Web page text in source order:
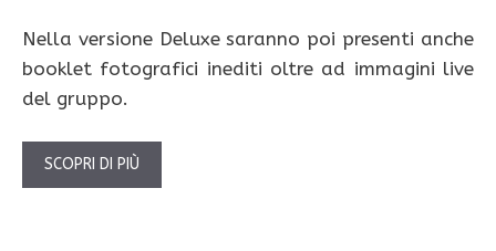
Nella versione Deluxe saranno poi presenti anche
booklet fotografici inediti oltre ad immagini live
del gruppo.
SCOPRI DI PIÙ